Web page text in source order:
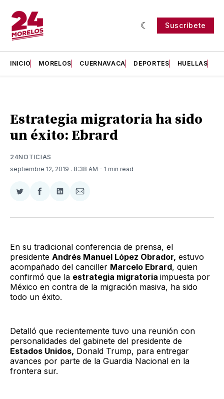
Suscríbete
INICIO MORELOS CUERNAVACA DEPORTES HUELLAS
Estrategia migratoria ha sido
un éxito: Ebrard
24NOTICIAS
septiembre 12, 2019 . 8:38 AM - 1 min read
Compartir
Twitter
Compartir
Facebook
Compartir
LinkedIn
Compartir
Email
En su tradicional conferencia de prensa, el
presidente Andrés Manuel López Obrador, estuvo
acompañado del canciller Marcelo Ebrard, quien
confirmó que la estrategia migratoria impuesta por
México en contra de la migración masiva, ha sido
todo un éxito.
Detalló que recientemente tuvo una reunión con
personalidades del gabinete del presidente de
Estados Unidos, Donald Trump, para entregar
avances por parte de la Guardia Nacional en la
frontera sur.